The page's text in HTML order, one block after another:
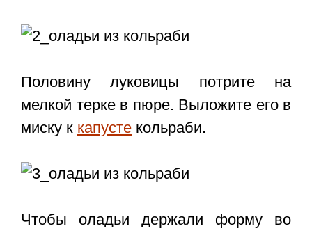
Половину луковицы потрите на
мелкой терке в пюре. Выложите его в
миску к капусте кольраби.
Чтобы оладьи держали форму во